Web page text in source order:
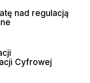
nad regulacją
Cyfrowej